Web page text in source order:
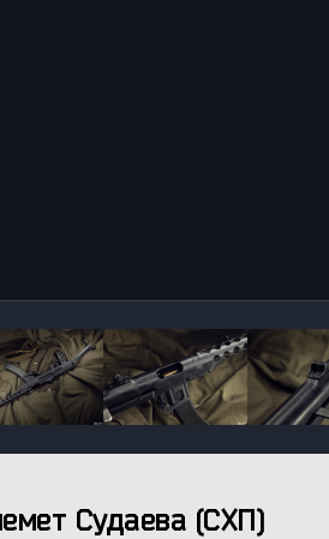
Судаева (СХП)